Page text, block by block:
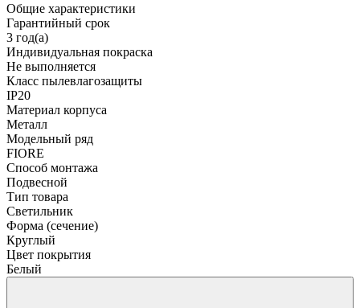
Общие характеристики
Гарантийный срок
3 год(а)
Индивидуальная покраска
Не выполняется
Класс пылевлагозащиты
IP20
Материал корпуса
Металл
Модельный ряд
FIORE
Способ монтажа
Подвесной
Тип товара
Светильник
Форма (сечение)
Круглый
Цвет покрытия
Белый